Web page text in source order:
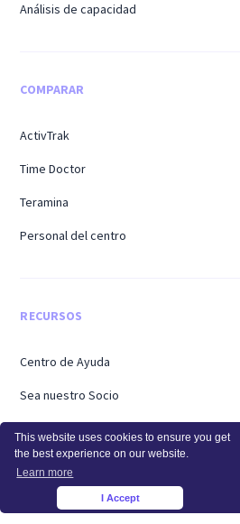
This website uses cookies to ensure you get
the best experience on our website.
Learn more
I Accept
Análisis de capacidad
COMPARAR
ActivTrak
Time Doctor
Teramina
Personal del centro
RECURSOS
Centro de Ayuda
Sea nuestro Socio
Trabajo Híbrido
Trabajar desde Casa